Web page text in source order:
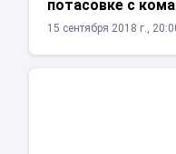
потасовке с
15 сентября 2018 г.,